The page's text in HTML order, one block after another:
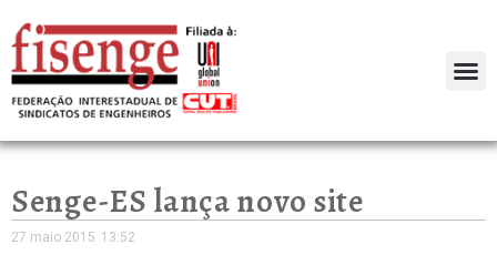
Senge-ES lança novo site
27 maio 2015 13:52